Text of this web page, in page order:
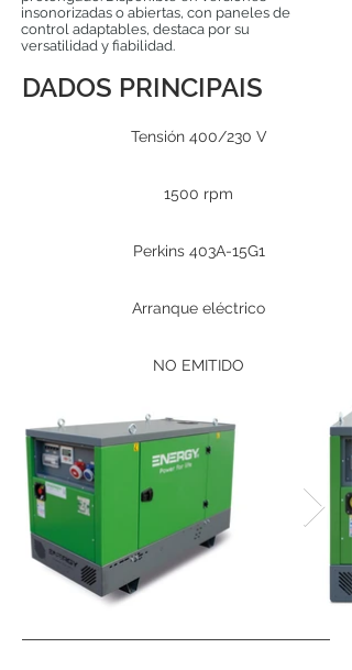
insonorizadas o abiertas, con paneles de
control adaptables, destaca por su
versatilidad y fiabilidad.
DADOS PRINCIPAIS
Tensión 400/230 V
1500 rpm
Perkins 403A-15G1
Arranque eléctrico
NO EMITIDO